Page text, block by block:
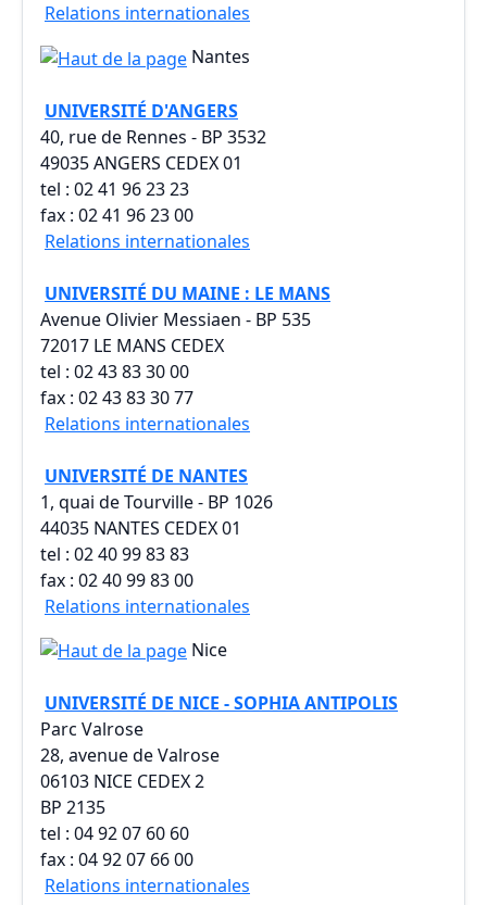
Relations internationales
Nantes
UNIVERSITÉ D'ANGERS
40, rue de Rennes - BP 3532
49035 ANGERS CEDEX 01
tel : 02 41 96 23 23
fax : 02 41 96 23 00
Relations internationales
UNIVERSITÉ DU MAINE : LE MANS
Avenue Olivier Messiaen - BP 535
72017 LE MANS CEDEX
tel : 02 43 83 30 00
fax : 02 43 83 30 77
Relations internationales
UNIVERSITÉ DE NANTES
1, quai de Tourville - BP 1026
44035 NANTES CEDEX 01
tel : 02 40 99 83 83
fax : 02 40 99 83 00
Relations internationales
Nice
UNIVERSITÉ DE NICE - SOPHIA ANTIPOLIS
Parc Valrose
28, avenue de Valrose
06103 NICE CEDEX 2
BP 2135
tel : 04 92 07 60 60
fax : 04 92 07 66 00
Relations internationales